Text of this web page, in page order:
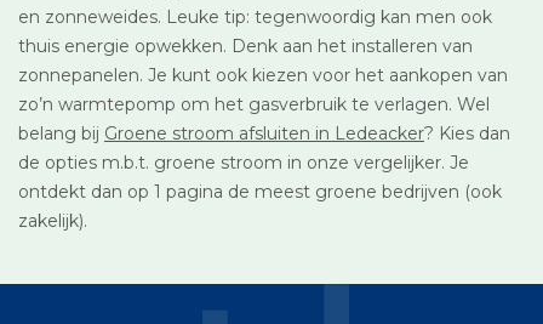
en zonneweides. Leuke tip: tegenwoordig kan men ook
thuis energie opwekken. Denk aan het installeren van
zonnepanelen. Je kunt ook kiezen voor het aankopen van
zo’n warmtepomp om het gasverbruik te verlagen. Wel
belang bij Groene stroom afsluiten in Ledeacker? Kies dan
de opties m.b.t. groene stroom in onze vergelijker. Je
ontdekt dan op 1 pagina de meest groene bedrijven (ook
zakelijk).